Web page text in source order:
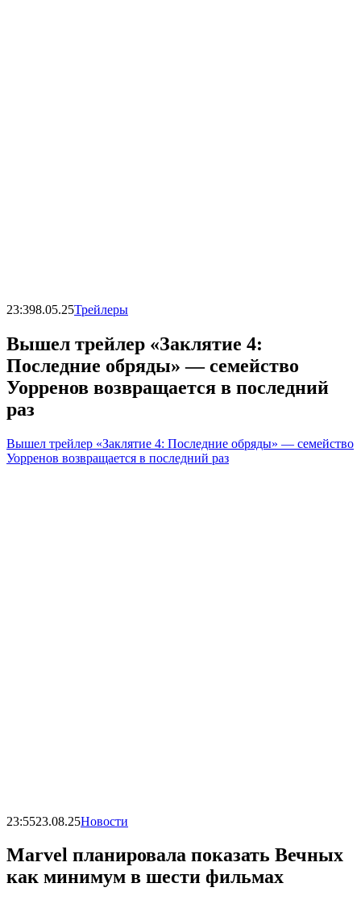
23:398.05.25Трейлеры
Вышел трейлер «Заклятие 4:
Последние обряды» — семейство
Уорренов возвращается в последний
раз
Вышел трейлер «Заклятие 4: Последние обряды» — семейство
Уорренов возвращается в последний раз
23:5523.08.25Новости
Marvel планировала показать Вечных
как минимум в шести фильмах